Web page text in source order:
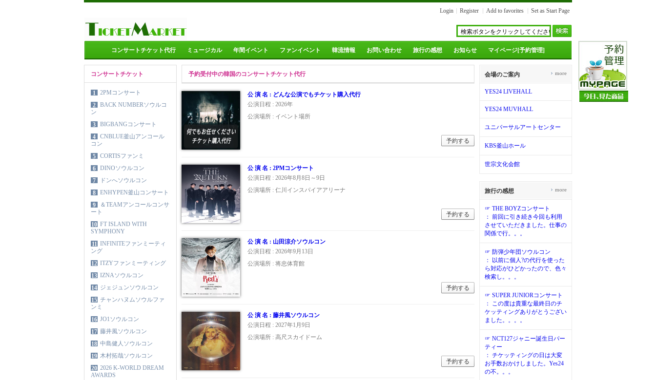
Login Register Add to favorites Set as Start Page
コンサートチケット代行 ミュージカル 年間イベント ファンイベント 韓流情報 お問い合わせ 旅行の感想 お知らせ マイページ[予約管理]
コンサートチケット
1
2PMコンサート
2
BACK NUMBERソウルコ
ン
3
BIGBANGコンサート
4
CNBLUE釜山アンコール
コン
5
CORTISファンミ
6
DINOソウルコン
7
ドンへソウルコン
8
ENHYPEN釜山コンサート
9
＆TEAMアンコールコンサ
ート
10 FT ISLAND WITH
SYMPHONY
11 INFINITEファンミーティ
ング
12 ITZYファンミーティング
13 IZNAソウルコン
14 ジェジュンソウルコン
15 チャンハヌムソウルファ
ンミ
16 JO1ソウルコン
17 藤井風ソウルコン
18 中島健人ソウルコン
19 木村拓哉ソウルコン
20 2026 K-WORLD DREAM
AWARDS
予約受付中の韓国のコンサートチケット代行
公 演 名 : どんな公演でもチケット購入代行
公演日程 : 2026年
公演場所 : イベント場所
予約する
公 演 名 : 2PMコンサート
公演日程 : 2026年8月8日～9日
公演場所 : 仁川インスパイアアリーナ
予約する
公 演 名 : 山田涼介ソウルコン
公演日程 : 2026年9月13日
公演場所 : 将忠体育館
予約する
公 演 名 : 藤井風ソウルコン
公演日程 : 2027年1月9日
公演場所 : 高尺スカイドーム
予約する
会場のご案内
YES24 LIVEHALL
YES24 MUVHALL
ユニバーサルアートセンター
KBS釜山ホール
世宗文化会館
› more
旅行の感想
☞ THE BOYZコンサート
： 前回に引き続き今回も利用
させていただきました。仕事の
関係で行。。。
☞ 防弾少年団ソウルコン
： 以前に個人?の代行を使った
ら対応がひどかったので、色々
検索し。。。
☞ SUPER JUNIORコンサート
： この度は貴重な最終日のチ
ケッティングありがとうござい
ました。。。。
☞ NCT127ジャニー誕生日パー
ティー
： チケッティングの日は大変
お手数おかけしました。Yes24
の不。。。
› more